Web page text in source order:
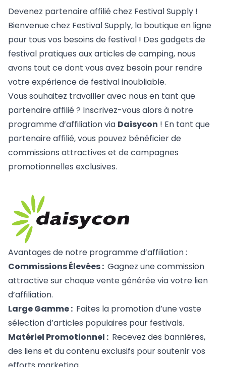
Devenez partenaire affilié chez Festival Supply !
Bienvenue chez Festival Supply, la boutique en ligne
pour tous vos besoins de festival ! Des gadgets de
festival pratiques aux articles de camping, nous
avons tout ce dont vous avez besoin pour rendre
votre expérience de festival inoubliable.
Vous souhaitez travailler avec nous en tant que
partenaire affilié ? Inscrivez-vous alors à notre
programme d’affiliation via Daisycon ! En tant que
partenaire affilié, vous pouvez bénéficier de
commissions attractives et de campagnes
promotionnelles exclusives.
Avantages de notre programme d’affiliation :
Commissions Élevées : Gagnez une commission
attractive sur chaque vente générée via votre lien
d’affiliation.
Large Gamme : Faites la promotion d’une vaste
sélection d’articles populaires pour festivals.
Matériel Promotionnel : Recevez des bannières,
des liens et du contenu exclusifs pour soutenir vos